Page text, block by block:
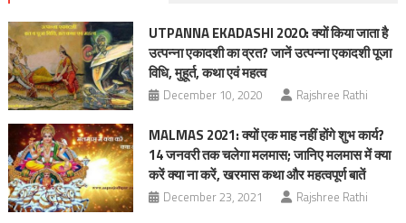
UTPANNA EKADASHI 2020: क्यों किया जाता है
उत्पन्ना एकादशी का व्रत? जानें उत्पन्ना एकादशी पूजा
विधि, मुहूर्त, कथा एवं महत्व
December 10, 2020 Rajshree Rathi
MALMAS 2021: क्यों एक माह नहीं होंगे शुभ कार्य?
14 जनवरी तक चलेगा मलमास; जानिए मलमास में क्या
करें क्या ना करें, खरमास कथा और महत्वपूर्ण बातें
December 23, 2021 Rajshree Rathi